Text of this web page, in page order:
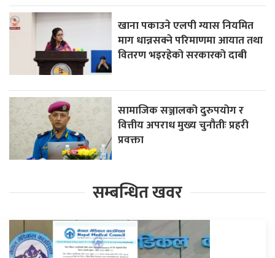
खाना पकाउने एलपी ग्यास नियमित
माग धान्नसक्ने परिमाणमा आयात तथा
वितरण भइरहेको सरकारको दाबी
सामाजिक सञ्जालको दुरुपयोग र
वित्तीय अपराध मुख्य चुनौतीः प्रहरी
प्रवक्ता
सम्बन्धित खवर